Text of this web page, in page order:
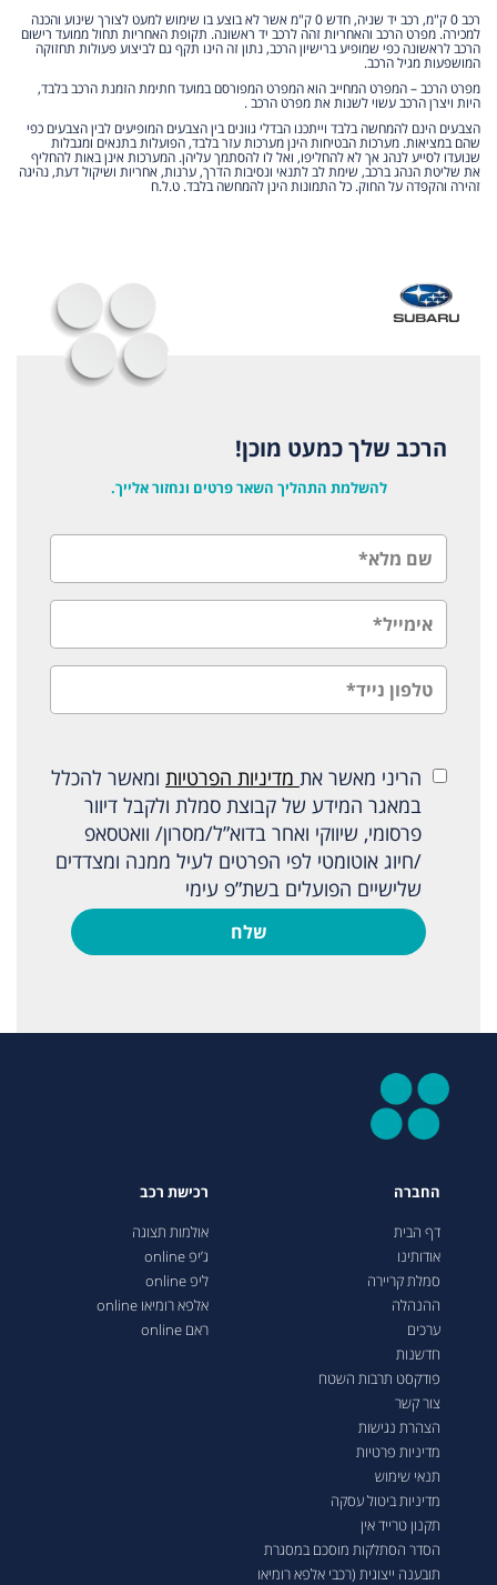
רכב 0 ק"מ, רכב יד שניה, חדש 0 ק"מ אשר לא בוצע בו שימוש למעט לצורך שינוע והכנה
למכירה. מפרט הרכב והאחריות זהה לרכב יד ראשונה. תקופת האחריות תחול ממועד רישום
הרכב לראשונה כפי שמופיע ברישיון הרכב, נתון זה הינו תקף גם לביצוע פעולות תחזוקה
המושפעות מגיל הרכב.
מפרט הרכב – המפרט המחייב הוא המפרט המפורסם במועד חתימת הזמנת הרכב בלבד,
היות ויצרן הרכב עשוי לשנות את מפרט הרכב .
הצבעים הינם להמחשה בלבד וייתכנו הבדלי גוונים בין הצבעים המופיעים לבין הצבעים כפי
שהם במציאות. מערכות הבטיחות הינן מערכות עזר בלבד, הפועלות בתנאים ומגבלות
שנועדו לסייע לנהג אך לא להחליפו, ואל לו להסתמך עליהן. המערכות אינן באות להחליף
את שליטת הנהג ברכב, שימת לב לתנאי ונסיבות הדרך, ערנות, אחריות ושיקול דעת, נהיגה
זהירה והקפדה על החוק. כל התמונות הינן להמחשה בלבד. ט.ל.ח
הרכב שלך כמעט מוכן!
להשלמת התהליך השאר פרטים ונחזור אלייך.
הריני מאשר את מדיניות הפרטיות ומאשר להכלל
במאגר המידע של קבוצת סמלת ולקבל דיוור
פרסומי, שיווקי ואחר בדוא”ל/מסרון/ וואטסאפ
/חיוג אוטומטי לפי הפרטים לעיל ממנה ומצדדים
שלישיים הפועלים בשת”פ עימי
שלח
החברה
דף הבית
אודותינו
סמלת קריירה
ההנהלה
ערכים
חדשנות
פודקסט תרבות השטח
צור קשר
הצהרת נגישות
מדיניות פרטיות
תנאי שימוש
מדיניות ביטול עסקה
תקנון טרייד אין
הסדר הסתלקות מוסכם במסגרת
תובענה ייצוגית (רכבי אלפא רומיאו
רכישת רכב
אולמות תצוגה
ג’יפ online
ליפ online
אלפא רומיאו online
ראם online